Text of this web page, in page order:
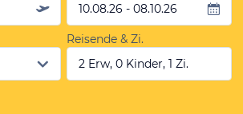
10.08.26 - 08.10.26
Reisende & Zi.
2 Erw, 0 Kinder, 1 Zi.